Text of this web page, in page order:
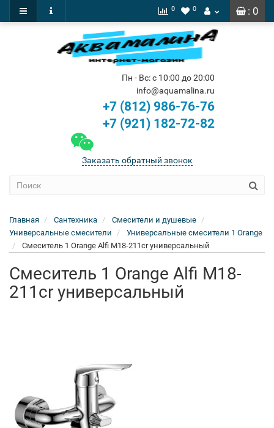
: 0
0 0
Пн - Вс: с 10:00 до 20:00
info@aquamalina.ru
+7 (812) 986-76-76
+7 (921) 182-72-82
Заказать обратный звонок
Главная Сантехника
Смесители и душевые
Универсальные смесители
Универсальные смесители 1 Orange
Смеситель 1 Orange Alfi M18-211cr универсальный
Смеситель 1 Orange Alfi M18-
211cr универсальный